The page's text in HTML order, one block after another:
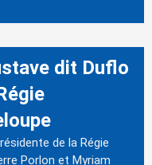
dit Duflo
de la Régie
Porlon et Myriam